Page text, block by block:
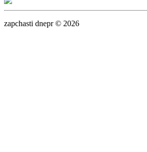
zapchasti dnepr © 2026